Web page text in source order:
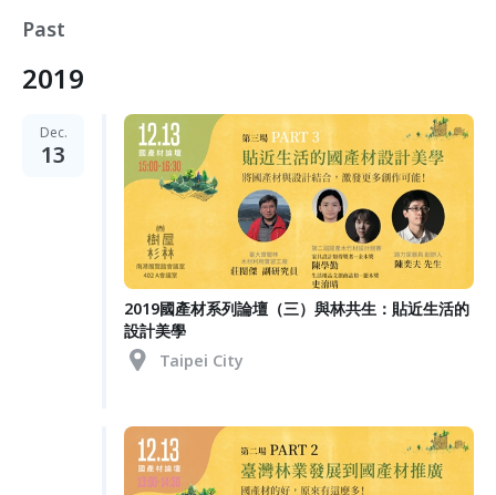
Past
2019
Dec.
13
2019國產材系列論壇（三）與林共生：貼近生活的
設計美學
Taipei City